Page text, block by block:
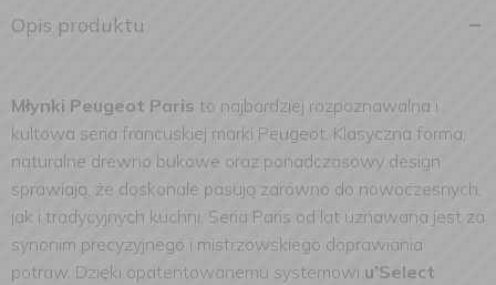
Opis produktu
Młynki Peugeot Paris to najbardziej rozpoznawalna i
kultowa seria francuskiej marki Peugeot. Klasyczna forma,
naturalne drewno bukowe oraz ponadczasowy design
sprawiają, że doskonale pasują zarówno do nowoczesnych,
jak i tradycyjnych kuchni. Seria Paris od lat uznawana jest za
synonim precyzyjnego i mistrzowskiego doprawiania
potraw. Dzięki opatentowanemu systemowi u’Select